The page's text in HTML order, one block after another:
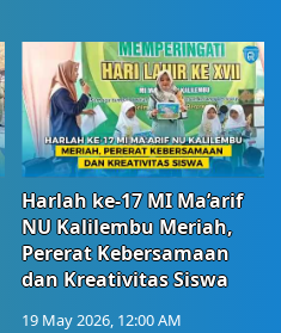
Harlah ke-17 MI Ma’arif
NU Kalilembu Meriah,
Pererat Kebersamaan
dan Kreativitas Siswa
19 May 2026, 12:00 AM